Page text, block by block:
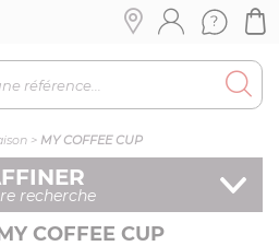
> MY COFFEE CUP
recherche
COFFEE CUP